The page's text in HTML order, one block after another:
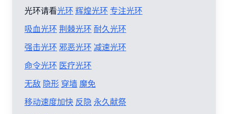
光环请看光环 辉煌光环 专注光环
吸血光环 荆棘光环 耐久光环
强击光环 邪恶光环 减速光环
命令光环 医疗光环
无敌 隐形 穿墙 魔免
移动速度加快 反隐 永久献祭